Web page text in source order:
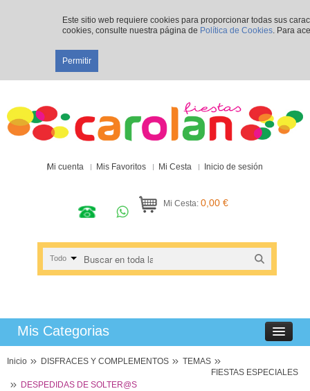
Este sitio web requiere cookies para proporcionar todas sus
cookies, consulte nuestra página de Política de Cookies. Para
Permitir
Mi cuenta Mis Favoritos Mi Cesta Inicio de sesión
Mi Cesta: 0,00 €
Todo
Mis Categorias
Inicio DISFRACES Y COMPLEMENTOS
TEMAS
FIESTAS ESPECIALES
DESPEDIDAS DE SOLTER@S
3,50 €